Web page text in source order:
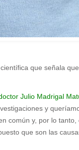
que señala que
Julio Madrigal
y
común y, por lo tanto,
que son las